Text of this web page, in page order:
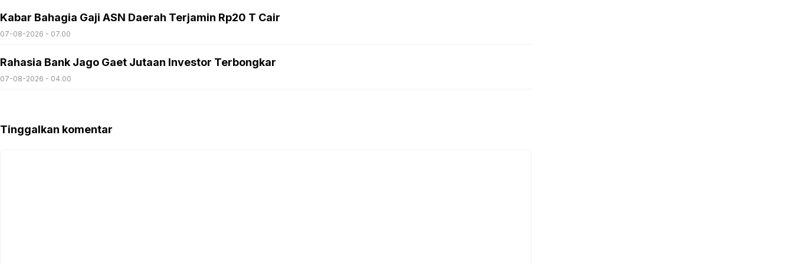
Kabar Bahagia Gaji ASN Daerah Terjamin Rp20 T Cair
07-08-2026 - 07.00
Rahasia Bank Jago Gaet Jutaan Investor Terbongkar
07-08-2026 - 04.00
Tinggalkan komentar